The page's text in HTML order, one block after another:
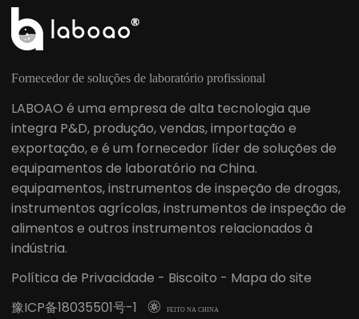
Fornecedor de soluções de laboratório profissional
LABOAO é uma empresa de alta tecnologia que
integra P&D, produção, vendas, importação e
exportação, e é um fornecedor líder de soluções de
equipamentos de laboratório na China.
equipamentos, instrumentos de inspeção de drogas,
instrumentos agrícolas, instrumentos de inspeção de
alimentos e outros instrumentos relacionados à
indústria.
Política de Privacidade - Biscoito - Mapa do site
豫ICP备18035501号-1
 FEITO NA CHINA